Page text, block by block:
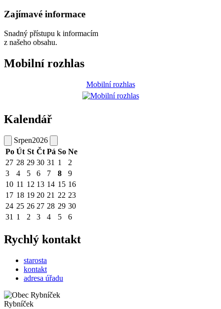
Zajímavé informace
Snadný přístupu k informacím
z našeho obsahu.
Mobilní rozhlas
Mobilní rozhlas
Kalendář
Srpen2026
Po Út St Čt Pá So Ne
27 28 29 30 31 1
2
3
4 5 6 7 8
9
10 11 12 13 14 15 16
17 18 19 20 21 22 23
24 25 26 27 28 29 30
31 1 2 3 4 5 6
Rychlý kontakt
starosta
kontakt
adresa úřadu
Rybníček